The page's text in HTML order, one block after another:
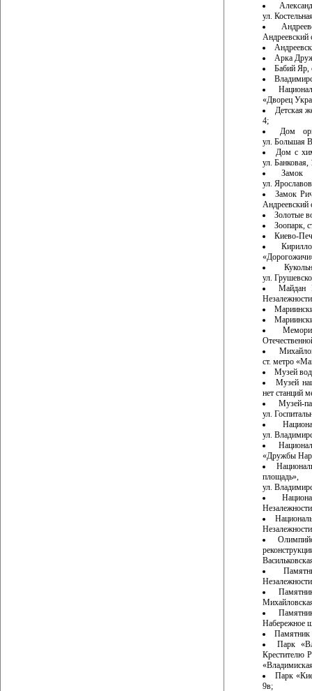
ул.
Андреевский
Арка
Бабий Яр,
«Дворец
Детская
4;
Дом
ул. Большая
Дом с
ул. Банковая,
Замок
ул.
Замок
Андреевский
Золотые
Зоопарк,
Киево-
ул.
Майдан
ст. метро
Музей
Музей
нет станций
Музей-
ул.
ул.
«Дружбы
площадь»,
ул.
Набережное
Памятник
Парк
Крестителю
Парк
9в;